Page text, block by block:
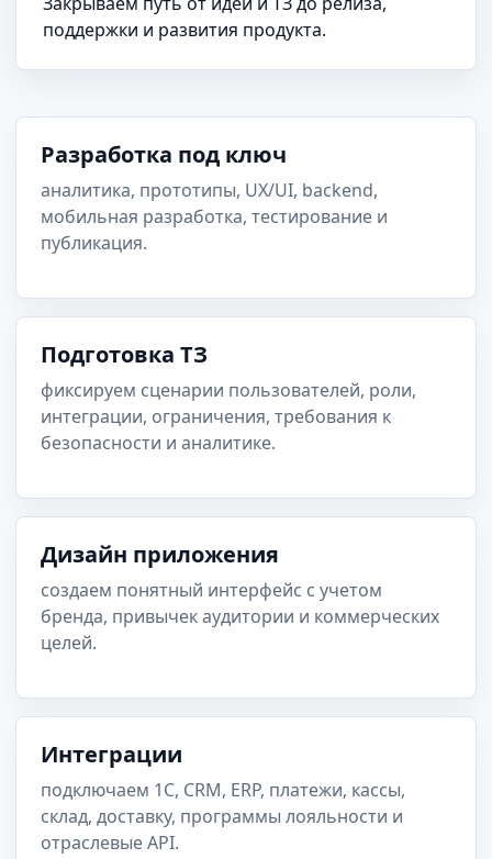
поддержки и развития продукта.
Разработка под ключ
аналитика, прототипы, UX/UI, backend,
мобильная разработка, тестирование и
публикация.
Подготовка ТЗ
фиксируем сценарии пользователей, роли,
интеграции, ограничения, требования к
безопасности и аналитике.
Дизайн приложения
создаем понятный интерфейс с учетом
бренда, привычек аудитории и коммерческих
целей.
Интеграции
подключаем 1С, CRM, ERP, платежи, кассы,
склад, доставку, программы лояльности и
отраслевые API.